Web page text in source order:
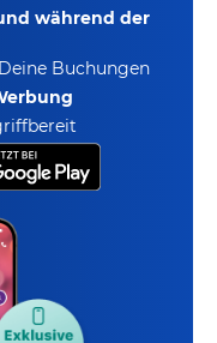
während der
Buchungen